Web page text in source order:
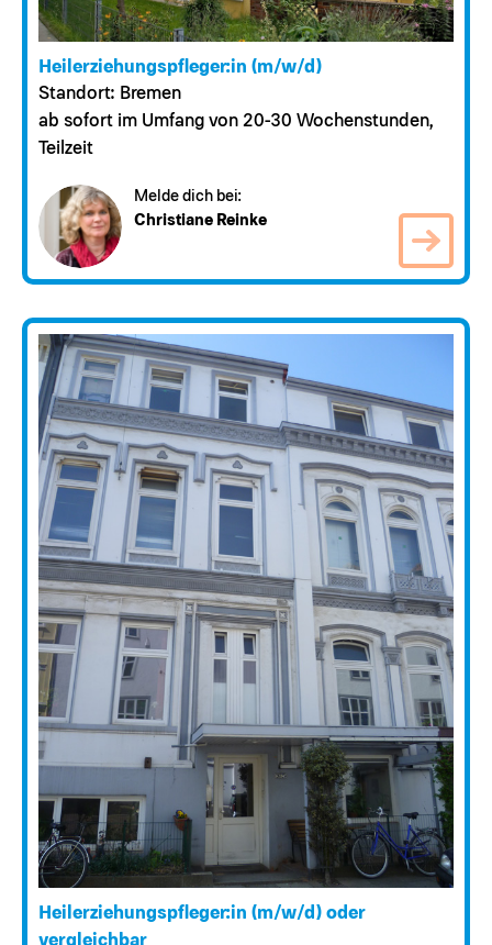
Heilerziehungspfleger:in (m/w/d)
Standort: Bremen
ab sofort im Umfang von 20-30 Wochenstunden,
Teilzeit
Melde dich bei:
Christiane Reinke
Heilerziehungspfleger:in (m/w/d) oder
vergleichbar